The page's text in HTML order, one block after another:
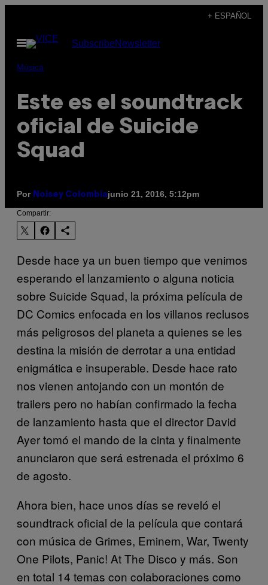
contenido
+ ESPAÑOL
Abrir
Menú
SubscribeNewsletter
Música
Este es el soundtrack
oficial de Suicide
Squad
Por Noisey Colombiajunio 21, 2016, 5:12pm
Compartir:
Desde hace ya un buen tiempo que venimos
esperando el lanzamiento o alguna noticia
sobre Suicide Squad, la próxima película de
DC Comics enfocada en los villanos reclusos
más peligrosos del planeta a quienes se les
destina la misión de derrotar a una entidad
enigmática e insuperable. Desde hace rato
nos vienen antojando con un montón de
trailers pero no habían confirmado la fecha
de lanzamiento hasta que el director David
Ayer tomó el mando de la cinta y finalmente
anunciaron que será estrenada el próximo 6
de agosto.
Ahora bien, hace unos días se reveló el
soundtrack oficial de la película que contará
con música de Grimes, Eminem, War, Twenty
One Pilots, Panic! At The Disco y más. Son
en total 14 temas con colaboraciones como